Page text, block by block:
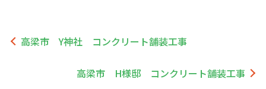
高梁市 Y神社 コンクリート舗装工事
高梁市 H様邸 コンクリート舗装工事